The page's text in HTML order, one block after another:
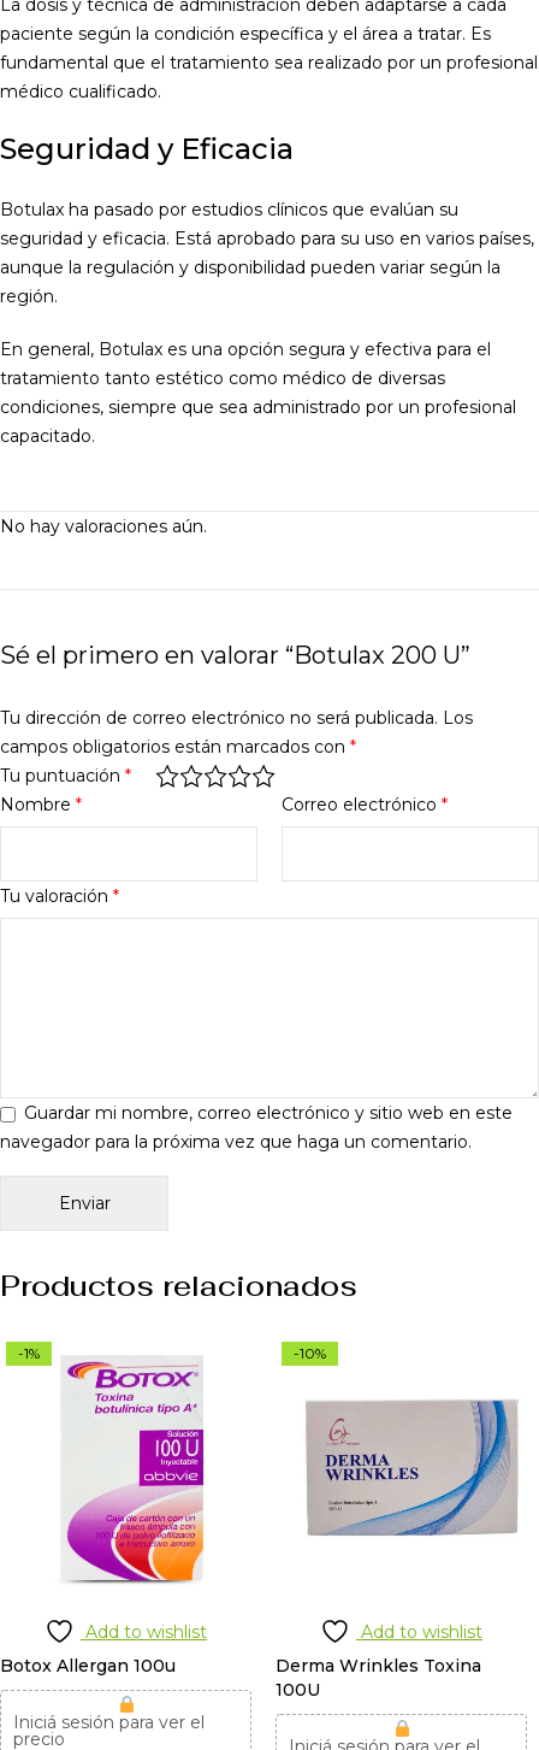
La dosis y técnica de administración deben adaptarse a cada
paciente según la condición específica y el área a tratar. Es
fundamental que el tratamiento sea realizado por un profesional
médico cualificado.
Seguridad y Eficacia
Botulax ha pasado por estudios clínicos que evalúan su
seguridad y eficacia. Está aprobado para su uso en varios países,
aunque la regulación y disponibilidad pueden variar según la
región.
En general, Botulax es una opción segura y efectiva para el
tratamiento tanto estético como médico de diversas
condiciones, siempre que sea administrado por un profesional
capacitado.
No hay valoraciones aún.
Sé el primero en valorar “Botulax 200 U”
Tu dirección de correo electrónico no será publicada. Los
campos obligatorios están marcados con *
Tu puntuación *
Tu valoración *
Nombre * Correo electrónico *
Guardar mi nombre, correo electrónico y sitio web en este
navegador para la próxima vez que haga un comentario.
Productos relacionados
-1%
Add to wishlist
Botox Allergan 100u
Iniciá sesión para ver el
precio
-10%
Add to wishlist
Derma Wrinkles Toxina
100U